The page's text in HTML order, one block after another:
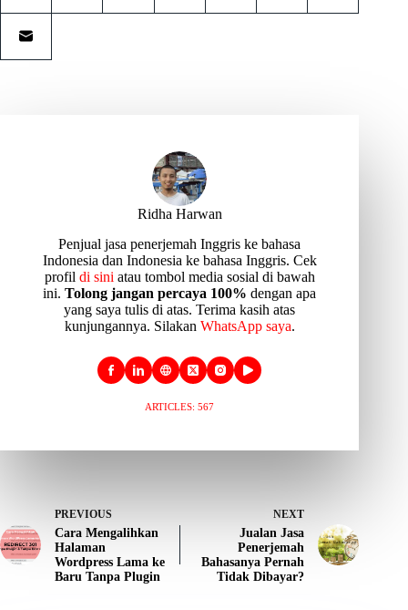
Ridha Harwan
Penjual jasa penerjemah Inggris ke bahasa
Indonesia dan Indonesia ke bahasa Inggris. Cek
profil di sini atau tombol media sosial di bawah
ini.Tolong jangan percaya 100% dengan apa
yang saya tulis di atas. Terima kasih atas
kunjungannya. Silakan WhatsApp saya.
ARTICLES: 567
PREVIOUS
Cara Mengalihkan
Halaman
Wordpress Lama ke
Baru Tanpa Plugin
NEXT
Jualan Jasa
Penerjemah
Bahasanya Pernah
Tidak Dibayar?